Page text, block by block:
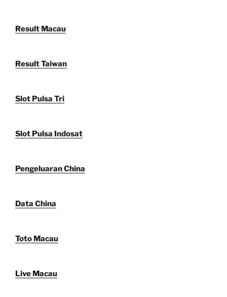
Result Macau
Result Taiwan
Slot Pulsa Tri
Slot Pulsa Indosat
Pengeluaran China
Data China
Toto Macau
Live Macau